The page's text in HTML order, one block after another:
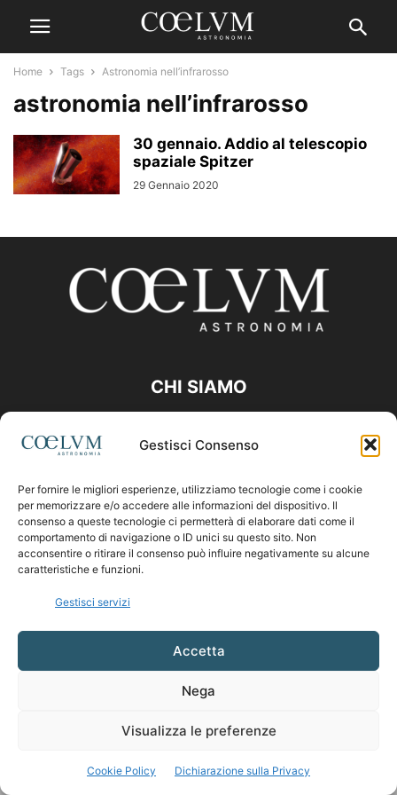
Gestisci Consenso
Per fornire le migliori esperienze, utilizziamo tecnologie come i cookie
per memorizzare e/o accedere alle informazioni del dispositivo. Il
consenso a queste tecnologie ci permetterà di elaborare dati come il
comportamento di navigazione o ID unici su questo sito. Non
acconsentire o ritirare il consenso può influire negativamente su alcune
caratteristiche e funzioni.
Gestisci servizi
Accetta
Nega
Visualizza le preferenze
Cookie Policy Dichiarazione sulla Privacy
Home Tags Astronomia nell’infrarosso
astronomia nell’infrarosso
30 gennaio. Addio al telescopio
spaziale Spitzer
29 Gennaio 2020
CHI SIAMO
Contattaci:coelumastro@coelum.com
SEGUICI